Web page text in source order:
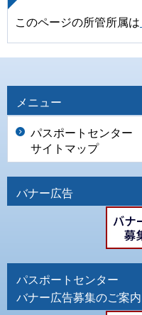
このページの所管所属は
メニュー
パスポートセンター
サイトマップ
バナー広告
パスポートセンター
バナー広告募集のご案内